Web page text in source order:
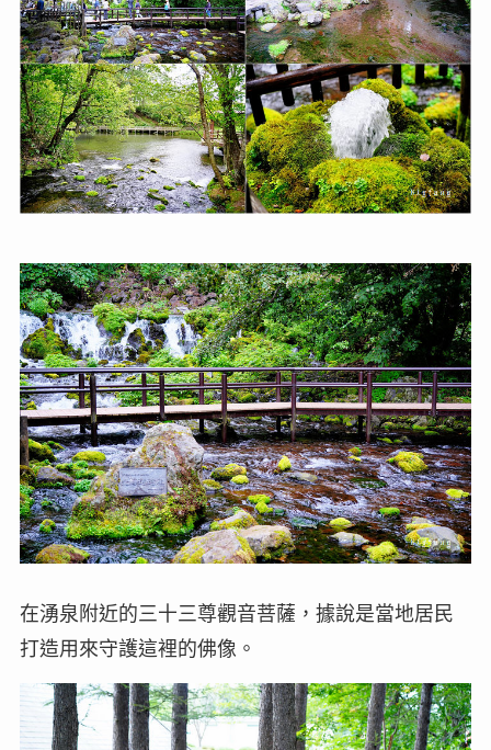
在湧泉附近的三十三尊觀音菩薩，據說是當地居民
打造用來守護這裡的佛像。